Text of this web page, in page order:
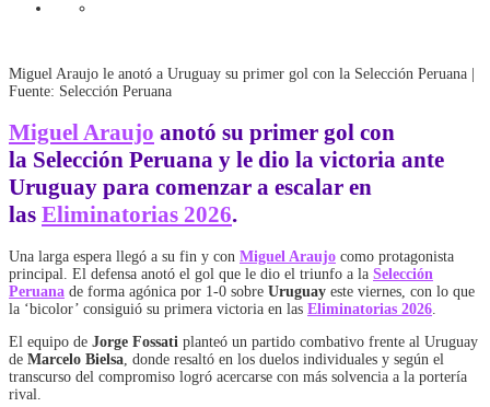
Miguel Araujo le anotó a Uruguay su primer gol con la Selección Peruana |
Fuente: Selección Peruana
Miguel Araujo anotó su primer gol con
la Selección Peruana y le dio la victoria ante
Uruguay para comenzar a escalar en
las Eliminatorias 2026.
Una larga espera llegó a su fin y con Miguel Araujo como protagonista
principal. El defensa anotó el gol que le dio el triunfo a la Selección
Peruana de forma agónica por 1-0 sobre Uruguay este viernes, con lo que
la ‘bicolor’ consiguió su primera victoria en las Eliminatorias 2026
El equipo de Jorge Fossati planteó un partido combativo frente al Uruguay
de Marcelo Bielsa , donde resaltó en los duelos individuales y según el
transcurso del compromiso logró acercarse con más solvencia a la portería
rival.